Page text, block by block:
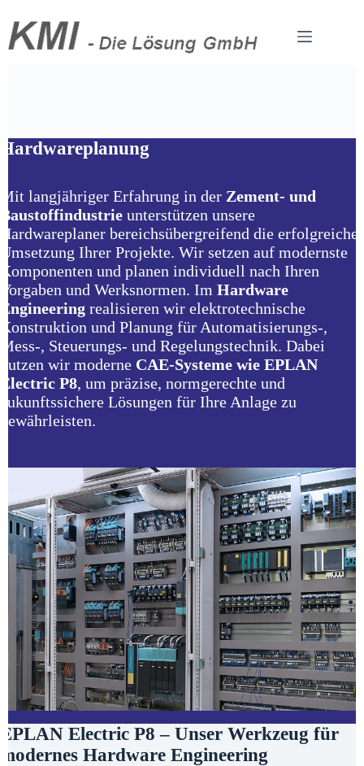
Inhalt
springen
Hardwareplanung
Mit langjähriger Erfahrung in der Zement- und
Baustoffindustrie unterstützen unsere
Hardwareplaner bereichsübergreifend die erfolgreiche
Umsetzung Ihrer Projekte. Wir setzen auf modernste
Komponenten und planen individuell nach Ihren
Vorgaben und Werksnormen. Im Hardware
Engineering realisieren wir elektrotechnische
Konstruktion und Planung für Automatisierungs-,
Mess-, Steuerungs- und Regelungstechnik. Dabei
nutzen wir moderne CAE-Systeme wie EPLAN
Electric P8, um präzise, normgerechte und
zukunftssichere Lösungen für Ihre Anlage zu
gewährleisten.
EPLAN Electric P8 – Unser Werkzeug für
modernes Hardware Engineering